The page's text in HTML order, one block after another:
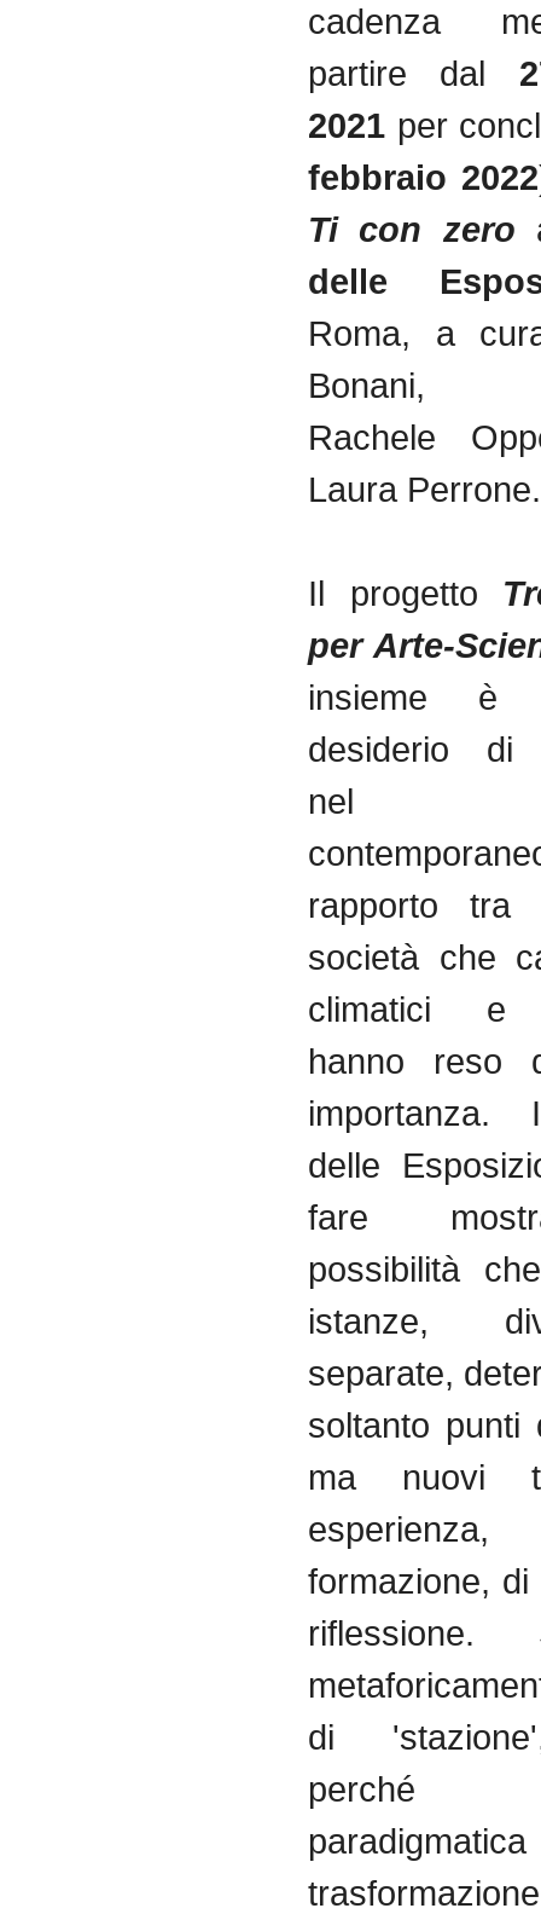
cadenza
partire dal
2021 per
febbraio 2022
Ti con zero
delle
Roma, a
Bonani,
Rachele
Laura Perrone.
Il progetto
per Arte-
insieme è
desiderio di
nel
rapporto tra
società che
climatici e
hanno reso
importanza.
delle
fare
possibilità
istanze,
separate,
soltanto punti
ma nuovi
formazione,
di
perché